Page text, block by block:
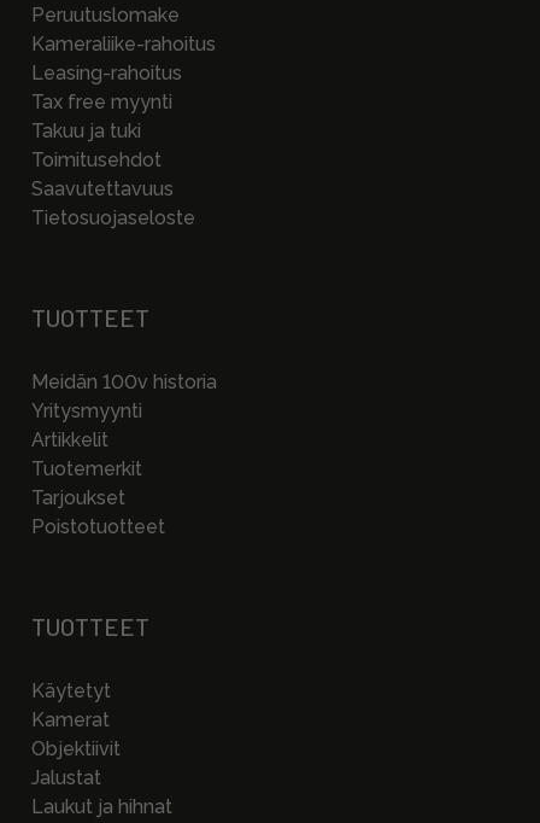
Peruutuslomake
Kameraliike-rahoitus
Leasing-rahoitus
Tax free myynti
Takuu ja tuki
Toimitusehdot
Saavutettavuus
Tietosuojaseloste
TUOTTEET
Meidän 100v historia
Yritysmyynti
Artikkelit
Tuotemerkit
Tarjoukset
Poistotuotteet
TUOTTEET
Käytetyt
Kamerat
Objektiivit
Jalustat
Laukut ja hihnat